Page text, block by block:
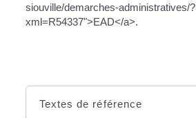
siouville/demarches-administratives/?
xml=R54337">EAD</a>.
Textes de référence